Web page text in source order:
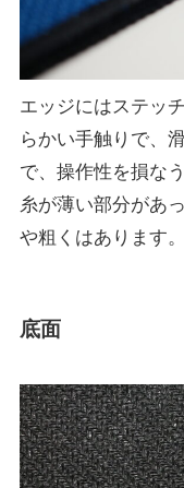
エッジにはステッ
らかい手触りで、
で、操作性を損な
糸が薄い部分があ
や粗くはあります。
底面